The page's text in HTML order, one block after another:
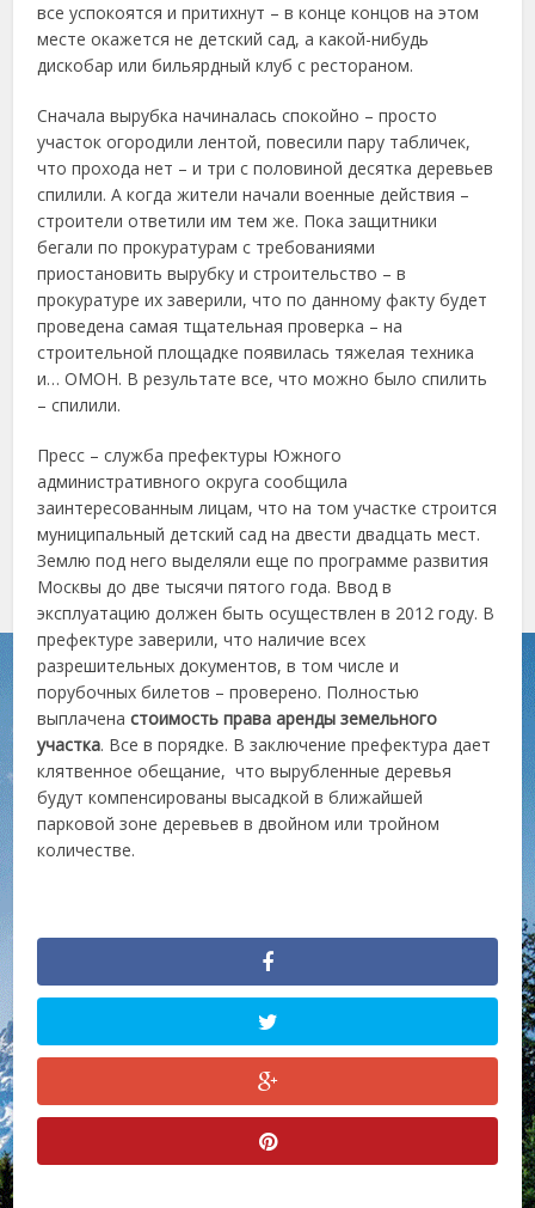
все успокоятся и притихнут – в конце концов на этом
месте окажется не детский сад, а какой-нибудь
дискобар или бильярдный клуб с рестораном.
Сначала вырубка начиналась спокойно – просто
участок огородили лентой, повесили пару табличек,
что прохода нет – и три с половиной десятка деревьев
спилили. А когда жители начали военные действия –
строители ответили им тем же. Пока защитники
бегали по прокуратурам с требованиями
приостановить вырубку и строительство – в
прокуратуре их заверили, что по данному факту будет
проведена самая тщательная проверка – на
строительной площадке появилась тяжелая техника
и… ОМОН. В результате все, что можно было спилить
– спилили.
Пресс – служба префектуры Южного
административного округа сообщила
заинтересованным лицам, что на том участке строится
муниципальный детский сад на двести двадцать мест.
Землю под него выделяли еще по программе развития
Москвы до две тысячи пятого года. Ввод в
эксплуатацию должен быть осуществлен в 2012 году. В
префектуре заверили, что наличие всех
разрешительных документов, в том числе и
порубочных билетов – проверено. Полностью
выплаченастоимость права аренды земельного
участка. Все в порядке. В заключение префектура дает
клятвенное обещание, что вырубленные деревья
будут компенсированы высадкой в ближайшей
парковой зоне деревьев в двойном или тройном
количестве.